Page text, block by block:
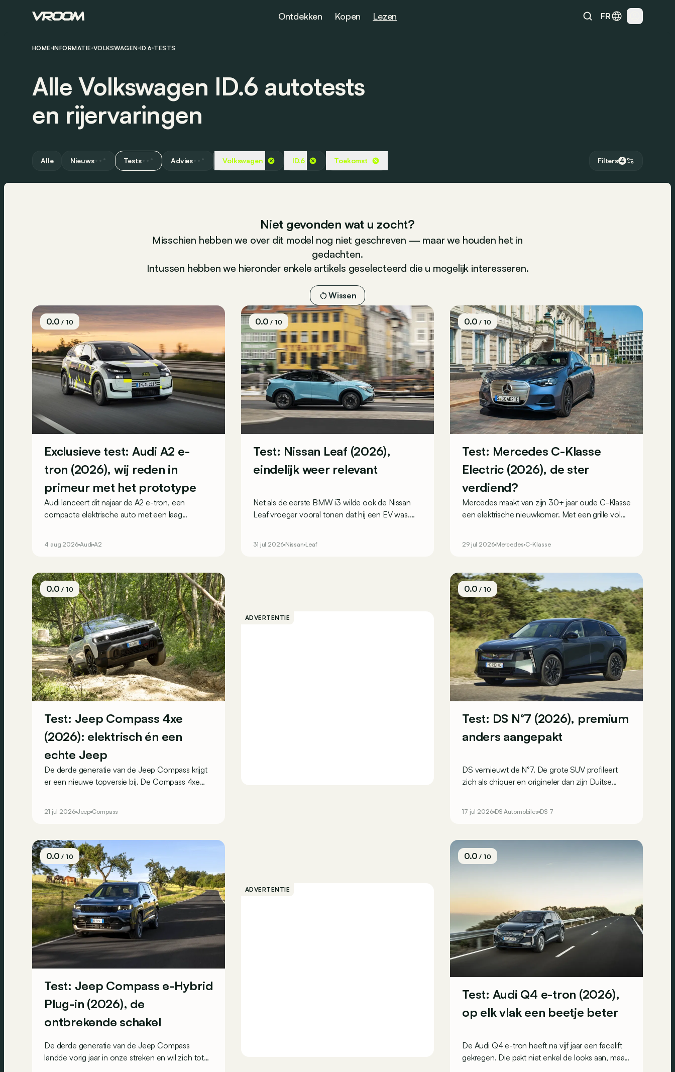
Ontdekken Kopen Lezen FR
HOME INFORMATIE VOLKSWAGEN ID.6 TESTS
Alle Volkswagen ID.6 autotests
en rijervaringen
Alle Nieuws Tests Advies Volkswagen ID.6 Toekomst Filters 4
Niet gevonden wat u zocht?
Misschien hebben we over dit model nog niet geschreven — maar we houden het in
gedachten.
Intussen hebben we hieronder enkele artikels geselecteerd die u mogelijk interesseren.
Wissen
0.0/ 10
Exclusieve test: Audi A2 e-
tron (2026), wij reden in
primeur met het prototype
Audi lanceert dit najaar de A2 e-tron, een
compacte elektrische auto met een laag
4 aug 2026 Audi A2
0.0/ 10
Test: Nissan Leaf (2026),
eindelijk weer relevant
Net als de eerste BMW i3 wilde ook de Nissan
Leaf vroeger vooral tonen dat hij een EV was.
31 jul 2026 Nissan Leaf
0.0/ 10
Test: Mercedes C-Klasse
Electric (2026), de ster
verdiend?
Mercedes maakt van zijn 30+ jaar oude C-Klasse
een elektrische nieuwkomer. Met een grille vol
voorgangers groot maakten?
29 jul 2026 Mercedes C-Klasse
0.0/ 10
Test: Jeep Compass 4xe
(2026): elektrisch én een
echte Jeep
De derde generatie van de Jeep Compass krijgt
er een nieuwe topversie bij. De Compass 4xe
terreincapaciteiten. Is dit de elektrische Jeep die
21 jul 2026 Jeep Compass
ADVERTENTIE
0.0/ 10
Test: DS N°7 (2026), premium
anders aangepakt
DS vernieuwt de N°7. De grote SUV profileert
zich als chiquer en origineler dan zijn Duitse
moet dan ook een breder publiek overtuigen. Wij
microhybride versie.
17 jul 2026 DS Automobiles DS 7
0.0/ 10
Test: Jeep Compass e-Hybrid
Plug-in (2026), de
ontbrekende schakel
De derde generatie van de Jeep Compass
landde vorig jaar in onze streken en wil zich tot
ADVERTENTIE
0.0/ 10
Test: Audi Q4 e-tron (2026),
op elk vlak een beetje beter
De Audi Q4 e-tron heeft na vijf jaar een facelift
gekregen. Die pakt niet enkel de looks aan, maar